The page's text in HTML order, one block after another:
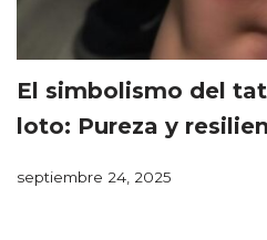
El simbolismo del
loto: Pureza y
septiembre 24, 2025